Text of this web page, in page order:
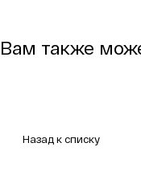
Вам также
Назад к списку